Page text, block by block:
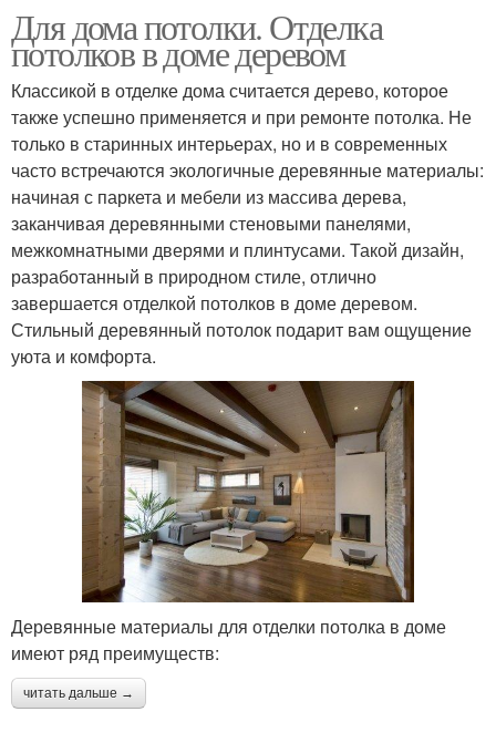
Для дома потолки. Отделка
потолков в доме деревом
Классикой в отделке дома считается дерево, которое
также успешно применяется и при ремонте потолка. Не
только в старинных интерьерах, но и в современных
часто встречаются экологичные деревянные материалы:
начиная с паркета и мебели из массива дерева,
заканчивая деревянными стеновыми панелями,
межкомнатными дверями и плинтусами. Такой дизайн,
разработанный в природном стиле, отлично
завершается отделкой потолков в доме деревом.
Стильный деревянный потолок подарит вам ощущение
уюта и комфорта.
Деревянные материалы для отделки потолка в доме
имеют ряд преимуществ:
читать дальше →